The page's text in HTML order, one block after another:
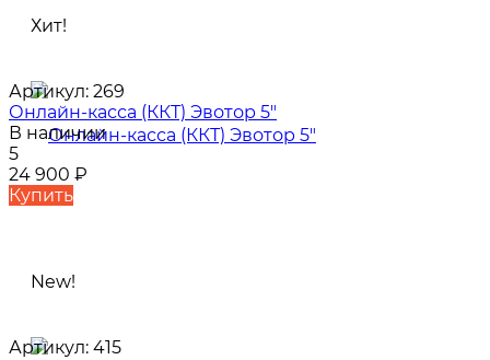
Хит!
Артикул: 269
Онлайн-касса (ККТ) Эвотор 5"
В наличии
5
24 900 ₽
Купить
New!
Артикул: 415